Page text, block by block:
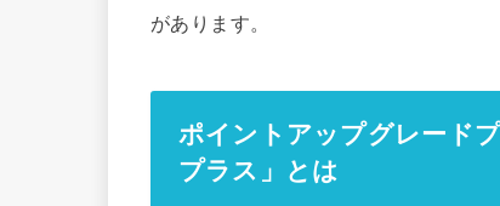
があります。
ポイントアップグレード
プラス」とは